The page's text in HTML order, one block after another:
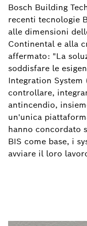
Bosch Building
recenti tecnologie
alle dimensioni
Continental e alla
affermato: "La
soddisfare le
Integration System
controllare,
antincendio,
un'unica
hanno concordato
BIS come base, i
avviare il loro